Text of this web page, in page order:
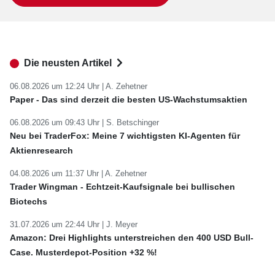
Die neusten Artikel
06.08.2026 um 12:24 Uhr | A. Zehetner
Paper - Das sind derzeit die besten US-Wachstumsaktien
06.08.2026 um 09:43 Uhr | S. Betschinger
Neu bei TraderFox: Meine 7 wichtigsten KI-Agenten für
Aktienresearch
04.08.2026 um 11:37 Uhr | A. Zehetner
Trader Wingman - Echtzeit-Kaufsignale bei bullischen
Biotechs
31.07.2026 um 22:44 Uhr | J. Meyer
Amazon: Drei Highlights unterstreichen den 400 USD Bull-
Case. Musterdepot-Position +32 %!